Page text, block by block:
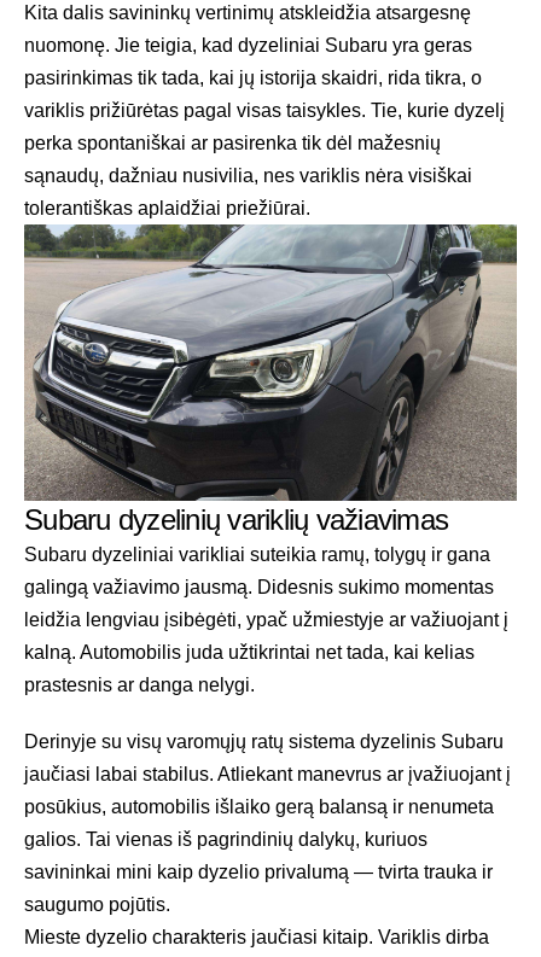
Kita dalis savininkų vertinimų atskleidžia atsargesnę
nuomonę. Jie teigia, kad dyzeliniai Subaru yra geras
pasirinkimas tik tada, kai jų istorija skaidri, rida tikra, o
variklis prižiūrėtas pagal visas taisykles. Tie, kurie dyzelį
perka spontaniškai ar pasirenka tik dėl mažesnių
sąnaudų, dažniau nusivilia, nes variklis nėra visiškai
tolerantiškas aplaidžiai priežiūrai.
Subaru dyzelinių variklių važiavimas
Subaru dyzeliniai varikliai suteikia ramų, tolygų ir gana
galingą važiavimo jausmą. Didesnis sukimo momentas
leidžia lengviau įsibėgėti, ypač užmiestyje ar važiuojant į
kalną. Automobilis juda užtikrintai net tada, kai kelias
prastesnis ar danga nelygi.
Derinyje su visų varomųjų ratų sistema dyzelinis Subaru
jaučiasi labai stabilus. Atliekant manevrus ar įvažiuojant į
posūkius, automobilis išlaiko gerą balansą ir nenumeta
galios. Tai vienas iš pagrindinių dalykų, kuriuos
savininkai mini kaip dyzelio privalumą — tvirta trauka ir
saugumo pojūtis.
Mieste dyzelio charakteris jaučiasi kitaip. Variklis dirba